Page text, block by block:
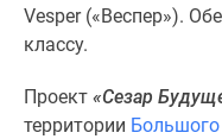
Подмосковья
комнатные
Vesper («Веспер»).
классу.
Проект «Сезар
территории